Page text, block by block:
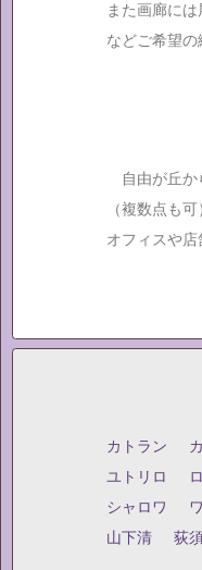
また画廊に
などご希望
自由が丘か
（複数点も
オフィスや
カトラン
ユトリロ
シャロワ
山下清
荻